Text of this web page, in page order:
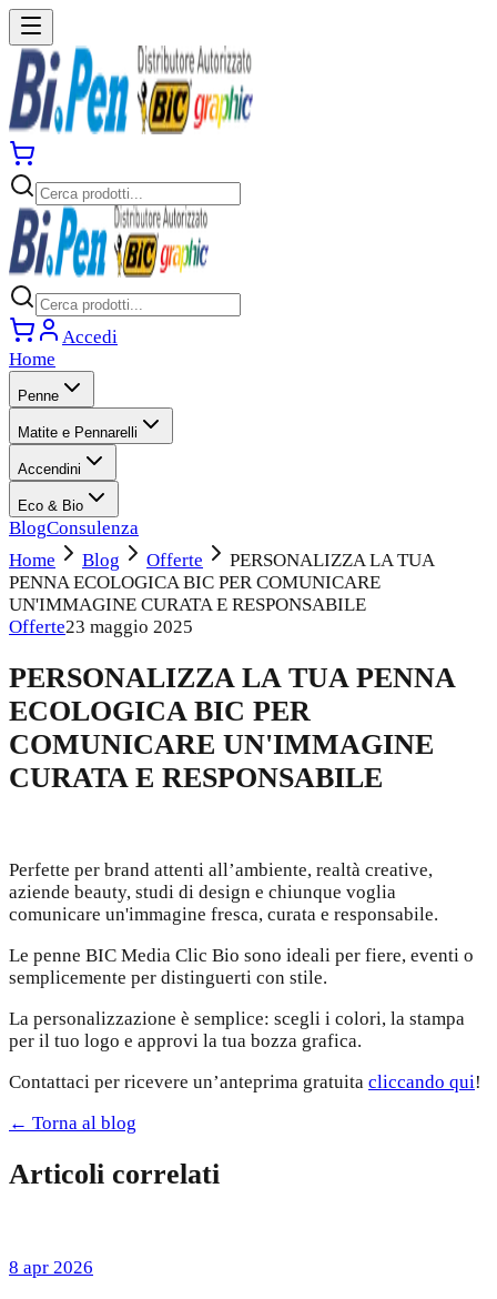
Accedi
Home
Penne
Matite e Pennarelli
Accendini
Eco & Bio
BlogConsulenza
Home
Blog Offerte
PERSONALIZZA LA TUA
PENNA ECOLOGICA BIC PER COMUNICARE
UN'IMMAGINE CURATA E RESPONSABILE
Offerte23 maggio 2025
PERSONALIZZA LA TUA PENNA
ECOLOGICA BIC PER
COMUNICARE UN'IMMAGINE
CURATA E RESPONSABILE
Perfette per brand attenti all’ambiente, realtà creative,
aziende beauty, studi di design e chiunque voglia
comunicare un'immagine fresca, curata e responsabile.
Le penne BIC Media Clic Bio sono ideali per fiere, eventi o
semplicemente per distinguerti con stile.
La personalizzazione è semplice: scegli i colori, la stampa
per il tuo logo e approvi la tua bozza grafica.
Contattaci per ricevere un’anteprima gratuita cliccando qui!
← Torna al blog
Articoli correlati
8 apr 2026